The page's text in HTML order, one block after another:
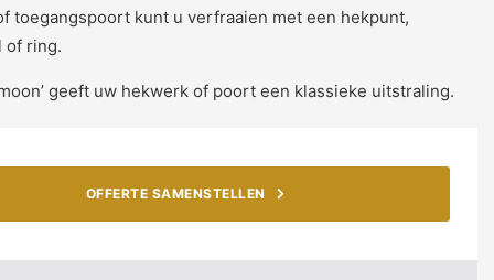
toegangspoort kunt u verfraaien met een hekpunt,
of ring.
geeft uw hekwerk of poort een klassieke uitstraling.
OFFERTE SAMENSTELLEN